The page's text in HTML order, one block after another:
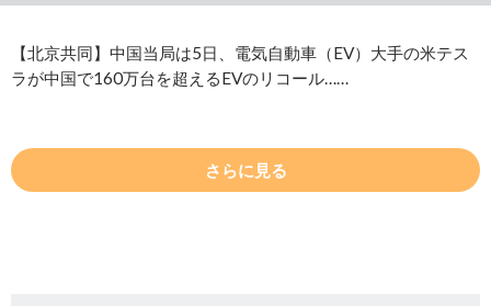
【北京共同】中国当局は5日、電気自動車（EV）大手の米テス
ラが中国で160万台を超えるEVのリコール……
さらに見る